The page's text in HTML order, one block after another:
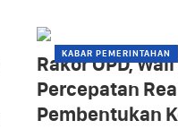
KABAR PEMERINTAHAN
Rakor OPD,
Percepatan
Pembentukan